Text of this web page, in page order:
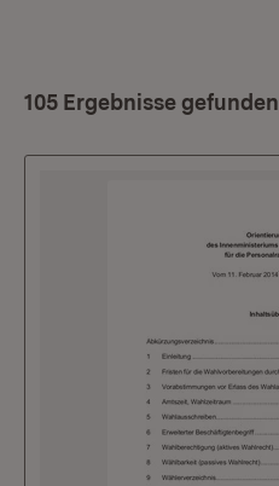
105 Ergebnisse gefunden